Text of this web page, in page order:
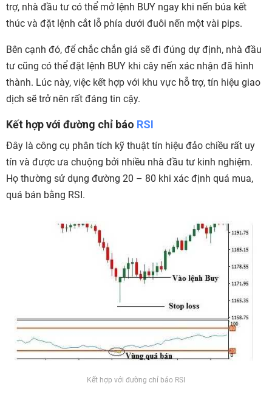
trợ, nhà đầu tư có thể mở lệnh BUY ngay khi nến búa kết
thúc và đặt lệnh cắt lỗ phía dưới đuôi nến một vài pips.
Bên cạnh đó, để chắc chắn giá sẽ đi đúng dự định, nhà đầu
tư cũng có thể đặt lệnh BUY khi cây nến xác nhận đã hình
thành. Lúc này, việc kết hợp với khu vực hỗ trợ, tín hiệu giao
dịch sẽ trở nên rất đáng tin cậy.
Kết hợp với đường chỉ báo RSI
Đây là công cụ phân tích kỹ thuật tín hiệu đảo chiều rất uy
tín và được ưa chuộng bởi nhiều nhà đầu tư kinh nghiệm.
Họ thường sử dụng đường 20 – 80 khi xác định quá mua,
quá bán bằng RSI.
Kết hợp với đường chỉ báo RSI